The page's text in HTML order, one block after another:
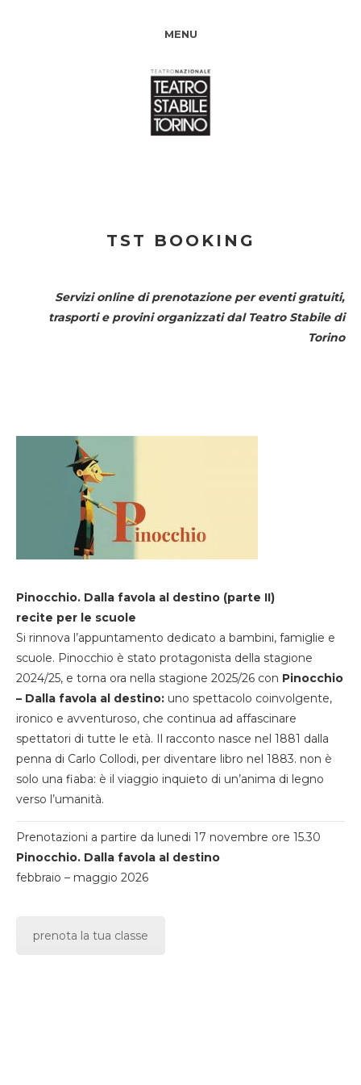
MENU
TST BOOKING
Servizi online di prenotazione per eventi gratuiti,
trasporti e provini organizzati dal Teatro Stabile di
Torino
Pinocchio. Dalla favola al destino (parte II)
recite per le scuole
Si rinnova l’appuntamento dedicato a bambini, famiglie e
scuole. Pinocchio è stato protagonista della stagione
2024/25, e torna ora nella stagione 2025/26 con Pinocchio
– Dalla favola al destino: uno spettacolo coinvolgente,
ironico e avventuroso, che continua ad affascinare
spettatori di tutte le età. Il racconto nasce nel 1881 dalla
penna di Carlo Collodi, per diventare libro nel 1883. non è
solo una fiaba: è il viaggio inquieto di un’anima di legno
verso l’umanità.
Prenotazioni a partire da lunedi 17 novembre ore 15.30
Pinocchio. Dalla favola al destino
febbraio – maggio 2026
prenota la tua classe